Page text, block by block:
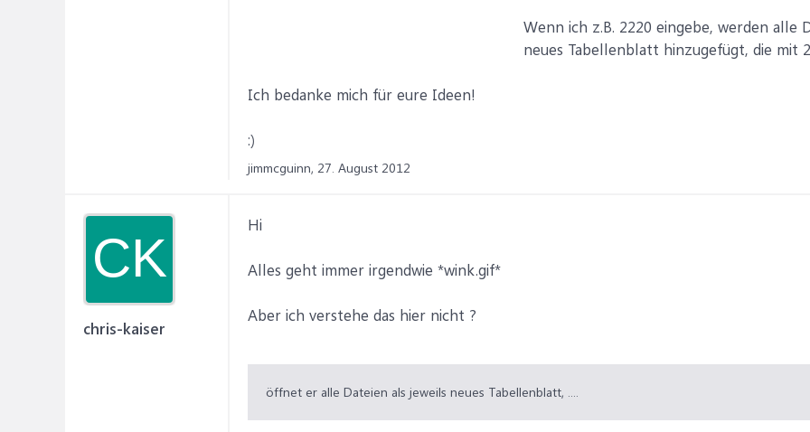
Wenn ich z.B. 2220 eingebe, werden
neues Tabellenblatt hinzugefügt, die mit
Ich bedanke mich für eure Ideen!
:)
jimmcguinn, 27. August 2012
CK
chris-kaiser
Hi
Alles geht immer irgendwie *wink.gif*
Aber ich verstehe das hier nicht ?
öffnet er alle Dateien als jeweils neues Tabellenblatt, ....